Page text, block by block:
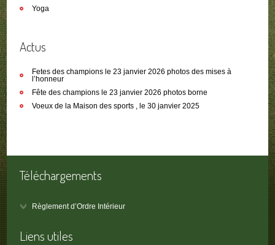
Yoga
Actus
Fetes des champions le 23 janvier 2026 photos des mises à
l’honneur
Fête des champions le 23 janvier 2026 photos borne
Voeux de la Maison des sports , le 30 janvier 2025
Téléchargements
Règlement d’Ordre Intérieur
Liens utiles